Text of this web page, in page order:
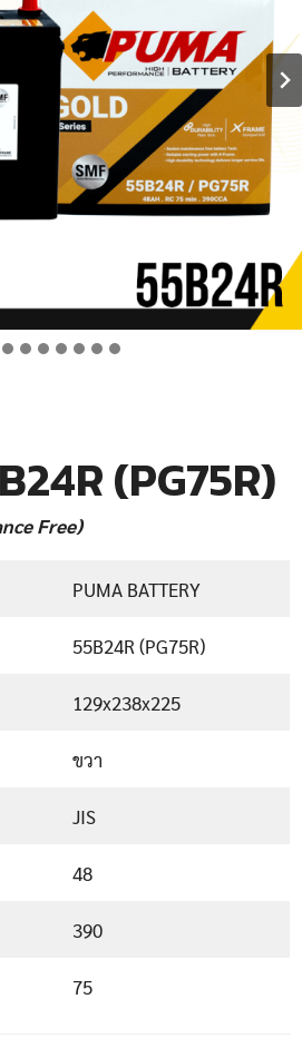
(PG75R)
Free)
PUMA BATTERY
55B24R (PG75R)
129x238x225
ขวา
JIS
48
390
75